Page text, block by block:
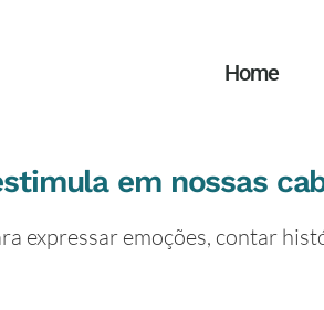
Home
em nossas
expressar emoções, contar